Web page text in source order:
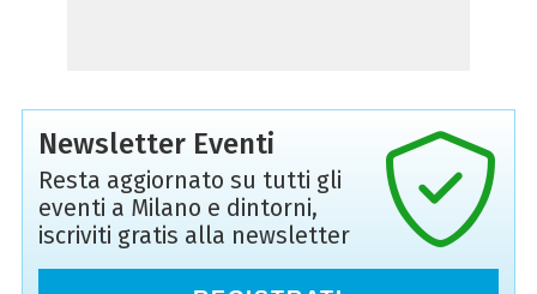
Newsletter Eventi
Resta aggiornato su tutti gli
eventi a Milano e dintorni,
iscriviti gratis alla newsletter